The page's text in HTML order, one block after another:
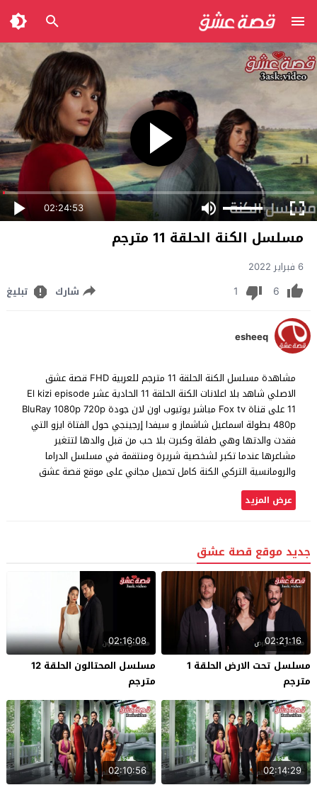
02:24:53
مسلسل الكنة الحلقة 11 مترجم
6 فبراير 2022
6
1 شارك تبليغ
esheeq
مشاهدة مسلسل الكنة الحلقة 11 مترجم للعربية FHD قصة عشق
الاصلي شاهد بلا اعلانات الكنة الحلقة 11 الحادية عشر El kizi episode
11 على قناة Fox tv مباشر يوتيوب اون لان جودة BluRay 1080p 720p
480p بطولة اسماعيل شاشماز و سيفدا إرجينجي حول الفتاة ايزو التي
فقدت والدتها وهي طفلة وكبرت بلا حب من قبل والدها لتتغير
مشاعرها عندما تكبر لشخصية شريرة ومنتقمة في مسلسل الدراما
والرومانسية التركي الكنة كامل تحميل مجاني على موقع قصة عشق
عرض المزيد
جديد موقع قصة عشق
02:21:16
مسلسل تحت الارض الحلقة 1
مترجم
02:16:08
مسلسل المحتالون الحلقة 12
مترجم
02:14:29
02:10:56